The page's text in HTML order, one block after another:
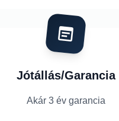
Jótállás/Garancia
Akár 3 év garancia